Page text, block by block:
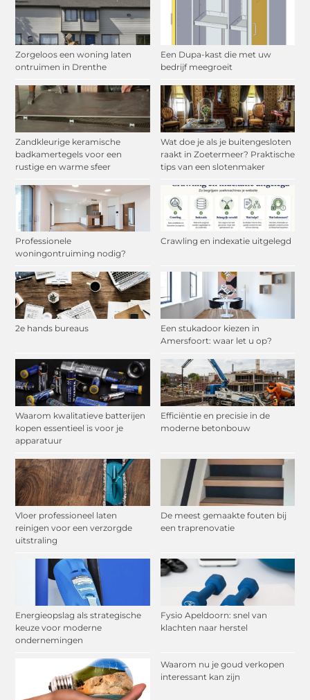
Zorgeloos een woning laten
ontruimen in Drenthe
Een Dupa-kast die met uw
bedrijf meegroeit
Zandkleurige keramische
badkamertegels voor een
rustige en warme sfeer
Wat doe je als je buitengesloten
raakt in Zoetermeer? Praktische
tips van een slotenmaker
Professionele
woningontruiming nodig?
Crawling en indexatie uitgelegd
2e hands bureaus
Een stukadoor kiezen in
Amersfoort: waar let u op?
Waarom kwalitatieve batterijen
kopen essentieel is voor je
apparatuur
Efficiëntie en precisie in de
moderne betonbouw
Vloer professioneel laten
reinigen voor een verzorgde
uitstraling
De meest gemaakte fouten bij
een traprenovatie
Energieopslag als strategische
keuze voor moderne
ondernemingen
Fysio Apeldoorn: snel van
klachten naar herstel
Waarom nu je goud verkopen
interessant kan zijn